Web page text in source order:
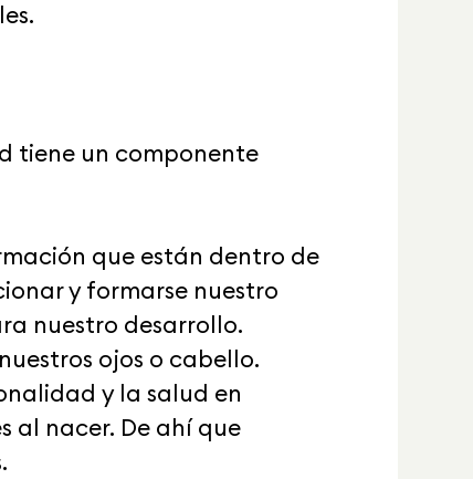
tiene un componente
que están dentro de
y formarse nuestro
nuestro desarrollo.
ojos o cabello.
y la salud en
al nacer. De ahí que